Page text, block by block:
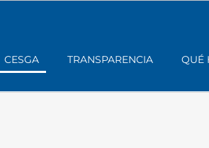
CESGA TRANSPARENCIA QUÉ